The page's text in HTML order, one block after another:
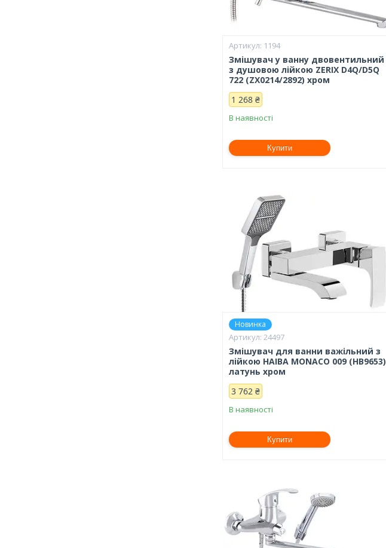
1194
Змішувач у ванну двовентильний
з душовою лійкою ZERIX D4Q/D5Q
722 (ZX0214/2892) хром
1 268 ₴
В наявності
Купити
Новинка
24497
Змішувач для ванни важільний з
лійкою HAIBA MONACO 009 (HB9653)
латунь хром
3 762 ₴
В наявності
Купити